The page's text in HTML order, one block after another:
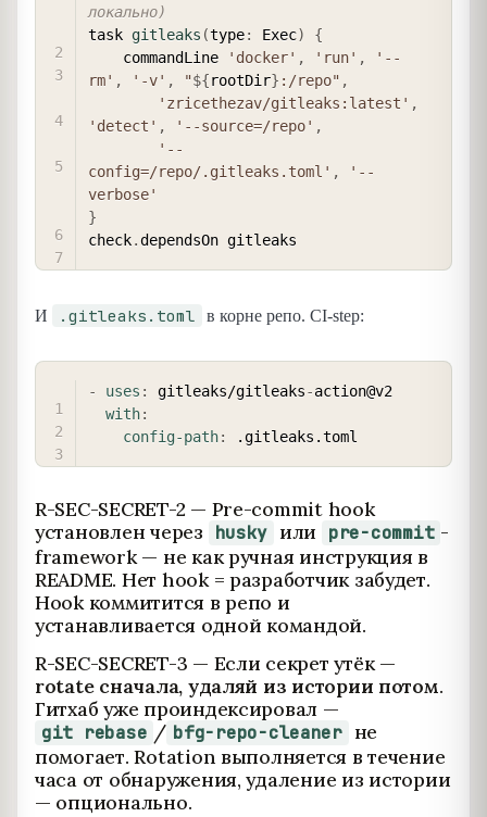
локально)
task gitleaks (type: Exec)
{
    commandLine
'docker' , 'run' ,
'--
rm' , '-v' , "${rootDir} :/repo" ,
'zricethezav/gitleaks:latest' ,
'detect' , '--source=/repo' ,
'--
config=/repo/.gitleaks.toml' ,
'--
verbose'
}
check.
И .gitleaks.toml в корне репо. CI-step:
- uses : gitleaks/gitleaks-action@v2
with:
config-path:
R-SEC-SECRET-2 — Pre-commit hook
установлен через
husky или pre-commit -
framework — не как ручная инструкция в
README. Нет hook = разработчик забудет.
Hook коммитится в репо и
устанавливается одной командой.
R-SEC-SECRET-3 — Если секрет утёк —
rotate сначала, удаляй из истории потом.
Гитхаб уже проиндексировал —
git rebase / bfg-repo-cleaner не
помогает. Rotation выполняется в течение
часа от обнаружения, удаление из истории
— опционально.